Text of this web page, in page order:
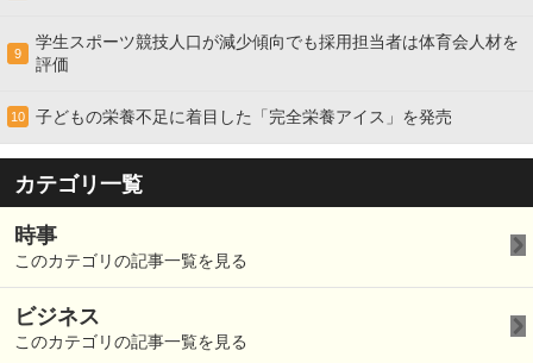
9
学生スポーツ競技人口が減少傾向でも採用担当者は体育会人材を
評価
10 子どもの栄養不足に着目した「完全栄養アイス」を発売
カテゴリ一覧
時事
このカテゴリの記事一覧を見る
ビジネス
このカテゴリの記事一覧を見る